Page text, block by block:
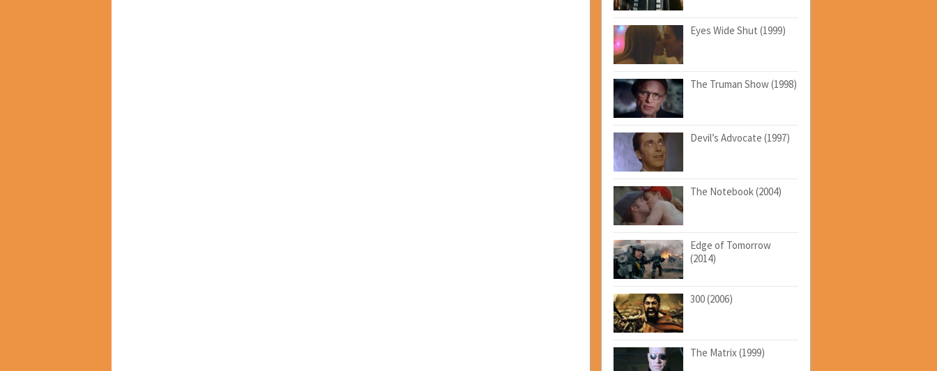
Eyes Wide Shut (1999)
The Truman Show (1998)
Devil’s Advocate (1997)
The Notebook (2004)
Edge of Tomorrow
(2014)
300 (2006)
The Matrix (1999)